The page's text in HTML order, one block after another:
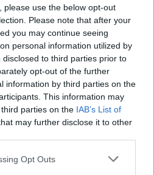
please use the below opt-out
Please note that after your
you may continue seeing
personal information utilized by
to third parties prior to
opt-out of the further
information by third parties on the
This information may
parties on the IAB’s List of
may further disclose it to other
app uses one or more Google
Opt Outs
Παλλάς